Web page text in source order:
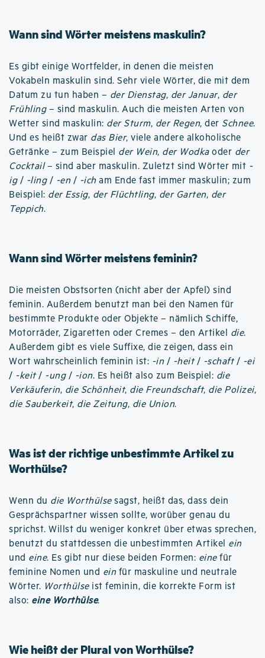
Wann sind Wörter meistens maskulin?
Es gibt einige Wortfelder, in denen die meisten
Vokabeln maskulin sind. Sehr viele Wörter, die mit dem
Datum zu tun haben – der Dienstag, der Januar, der
Frühling– sind maskulin. Auch die meisten Arten von
Wetter sind maskulin: der Sturm, der Regen, der Schnee.
Und es heißt zwar das Bier, viele andere alkoholische
Getränke – zum Beispiel der Wein, der Wodkaoder der
Cocktail– sind aber maskulin. Zuletzt sind Wörter mit -
ig/ -ling/ -en / -ich am Ende fast immer maskulin; zum
Beispiel: der Essig, der Flüchtling, der Garten, der
Teppich.
Wann sind Wörter meistens feminin?
Die meisten Obstsorten (nicht aber der Apfel) sind
feminin. Außerdem benutzt man bei den Namen für
bestimmte Produkte oder Objekte – nämlich Schiffe,
Motorräder, Zigaretten oder Cremes – den Artikel die.
Außerdem gibt es viele Suffixe, die zeigen, dass ein
Wort wahrscheinlich feminin ist: -in / -heit/ -schaft/ -ei
/ -keit/ -ung/ -ion. Es heißt also zum Beispiel: die
Verkäuferin, die Schönheit, die Freundschaft, die Polizei,
die Sauberkeit, die Zeitung, die Union.
Was ist der richtige unbestimmte Artikel zu
Worthülse?
Wenn du die Worthülsesagst, heißt das, dass dein
Gesprächspartner wissen sollte, worüber genau du
sprichst. Willst du weniger konkret über etwas sprechen,
benutzt du stattdessen die unbestimmten Artikel ein
und eine. Es gibt nur diese beiden Formen: einefür
feminine Nomen und ein für maskuline und neutrale
Wörter. Worthülseist feminin, die korrekte Form ist
also: eine Worthülse.
Wie heißt der Plural von Worthülse?